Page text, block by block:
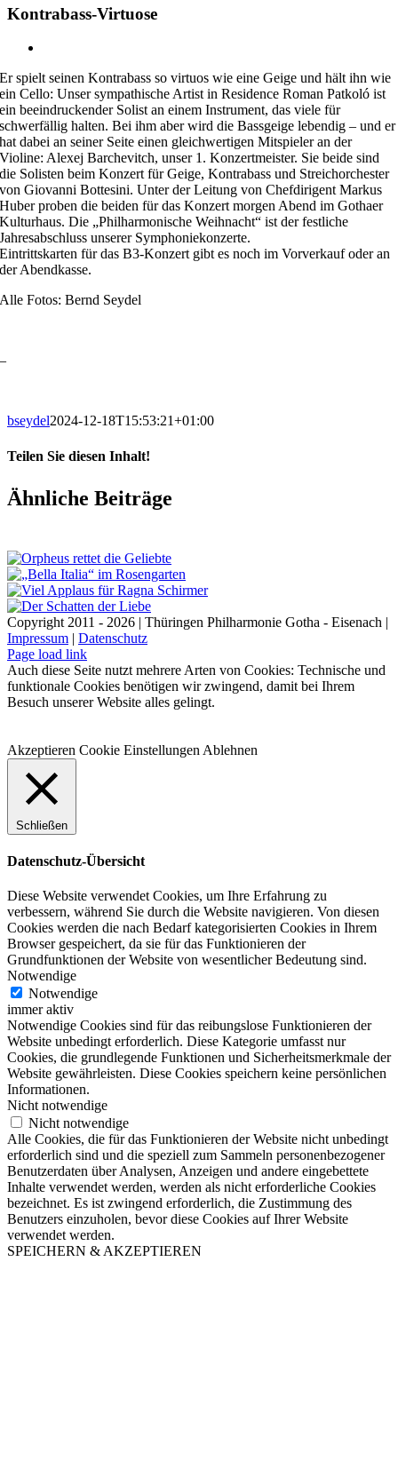
Kontrabass-Virtuose
Bild
Er spielt seinen Kontrabass so virtuos wie eine Geige und hält ihn wie
ein Cello: Unser sympathische Artist in Residence Roman Patkoló ist
ein beeindruckender Solist an einem Instrument, das viele für
schwerfällig halten. Bei ihm aber wird die Bassgeige lebendig – und er
hat dabei an seiner Seite einen gleichwertigen Mitspieler an der
Violine: Alexej Barchevitch, unser 1. Konzertmeister. Sie beide sind
die Solisten beim Konzert für Geige, Kontrabass und Streichorchester
von Giovanni Bottesini. Unter der Leitung von Chefdirigent Markus
Huber proben die beiden für das Konzert morgen Abend im Gothaer
Kulturhaus. Die „Philharmonische Weihnacht“ ist der festliche
Jahresabschluss unserer Symphoniekonzerte.
Eintrittskarten für das B3-Konzert gibt es noch im Vorverkauf oder an
der Abendkasse.
Alle Fotos: Bernd Seydel
–
bseydel2024-12-18T15:53:21+01:00
Teilen Sie diesen Inhalt!
Facebook
X
LinkedIn
E-
Mail
Ähnliche Beiträge
Copyright 2011 - 2026 | Thüringen Philharmonie Gotha - Eisenach |
Impressum | Datenschutz
Facebook
Instagram
WhatsApp
YouTube
E-
Mail
Telefon
Page load link
Auch diese Seite nutzt mehrere Arten von Cookies: Technische und
funktionale Cookies benötigen wir zwingend, damit bei Ihrem
Besuch unserer Website alles gelingt.
Akzeptieren Cookie Einstellungen Ablehnen
Schließen
Datenschutz-Übersicht
Diese Website verwendet Cookies, um Ihre Erfahrung zu
verbessern, während Sie durch die Website navigieren. Von diesen
Cookies werden die nach Bedarf kategorisierten Cookies in Ihrem
Browser gespeichert, da sie für das Funktionieren der
Grundfunktionen der Website von wesentlicher Bedeutung sind.
Notwendige
Notwendige
immer aktiv
Notwendige Cookies sind für das reibungslose Funktionieren der
Website unbedingt erforderlich. Diese Kategorie umfasst nur
Cookies, die grundlegende Funktionen und Sicherheitsmerkmale der
Website gewährleisten. Diese Cookies speichern keine persönlichen
Informationen.
Nicht notwendige
Nicht notwendige
Alle Cookies, die für das Funktionieren der Website nicht unbedingt
erforderlich sind und die speziell zum Sammeln personenbezogener
Benutzerdaten über Analysen, Anzeigen und andere eingebettete
Inhalte verwendet werden, werden als nicht erforderliche Cookies
bezeichnet. Es ist zwingend erforderlich, die Zustimmung des
Benutzers einzuholen, bevor diese Cookies auf Ihrer Website
verwendet werden.
SPEICHERN & AKZEPTIEREN